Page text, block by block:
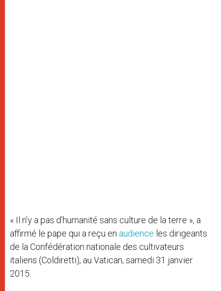
« Il n’y a pas d’humanité sans culture de la terre », a
affirmé le pape qui a reçu en audience les dirigeants
de la Confédération nationale des cultivateurs
italiens (Coldiretti), au Vatican, samedi 31 janvier
2015.